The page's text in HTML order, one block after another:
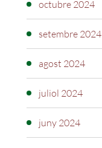
octubre 2024
setembre 2024
agost 2024
juliol 2024
juny 2024